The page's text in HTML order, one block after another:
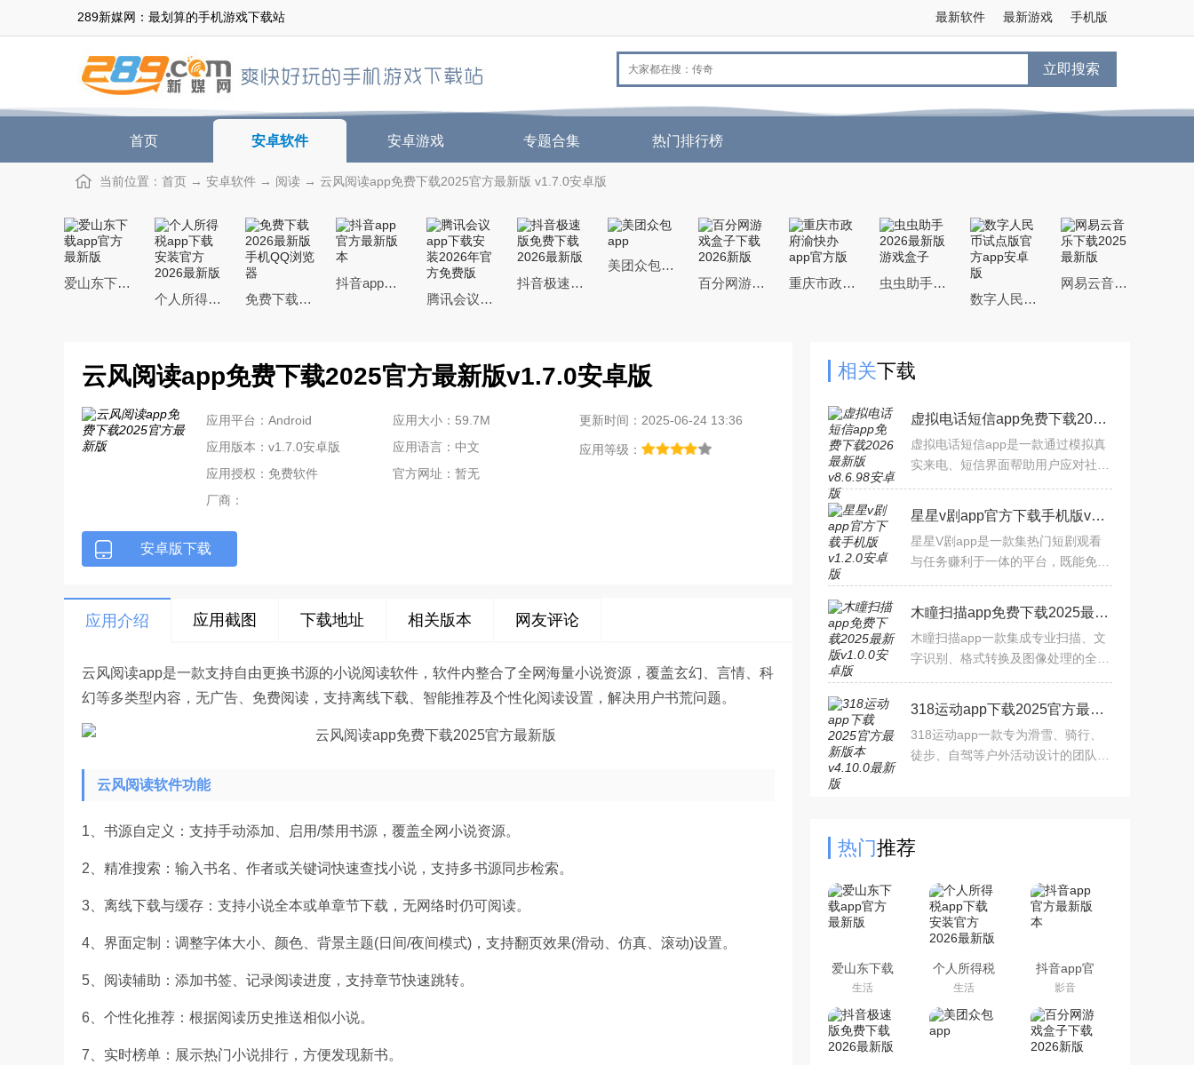
289新媒网：最划算的手机游戏下载站 手机版
最新游戏
最新软件
立即搜索
首页 安卓软件 安卓游戏 专题合集 热门排行榜
当前位置： 首页 → 安卓软件 → 阅读 → 云风阅读app免费下载2025官方最新版 v1.7.0安卓版
爱山东下载app官方最新版
个人所得税app下载安装官方2026最新版
免费下载2026最新版手机QQ浏览器
抖音app官方最新版本
腾讯会议app下载安装2026年官方免费版
抖音极速版免费下载2026最新版
美团众包app
百分网游戏盒子下载2026新版
重庆市政府渝快办app官方版
虫虫助手2026最新版游戏盒子
数字人民币试点版官方app安卓版
网易云音乐下载2025最新版
云风阅读app免费下载2025官方最新版v1.7.0安卓版
应用平台：Android 应用大小：59.7M
更新时间：2025-06-24 13:36
应用版本：v1.7.0安卓版
应用语言：中文
应用等级：
应用授权：免费软件
官方网址：暂无
厂商：
安卓版下载
应用介绍 应用截图 下载地址 相关版本 网友评论
云风阅读app是一款支持自由更换书源的小说阅读软件，软件内整合了全网海量小说资源，覆盖玄幻、言情、科
幻等多类型内容，无广告、免费阅读，支持离线下载、智能推荐及个性化阅读设置，解决用户书荒问题。
云风阅读软件功能
1、书源自定义：支持手动添加、启用/禁用书源，覆盖全网小说资源。
2、精准搜索：输入书名、作者或关键词快速查找小说，支持多书源同步检索。
3、离线下载与缓存：支持小说全本或单章节下载，无网络时仍可阅读。
4、界面定制：调整字体大小、颜色、背景主题(日间/夜间模式)，支持翻页效果(滑动、仿真、滚动)设置。
5、阅读辅助：添加书签、记录阅读进度，支持章节快速跳转。
6、个性化推荐：根据阅读历史推送相似小说。
7、实时榜单：展示热门小说排行，方便发现新书。
相关下载
虚拟电话短信app免费下载2026最新版v8.6.98安卓版
虚拟电话短信app是一款通过模拟真
实来电、短信界面帮助用户应对社交
人信息、短信内容及触发时间，比较
适用于紧急脱身、朋友互动
星星v剧app官方下载手机版v1.2.0安卓版
星星V剧app是一款集热门短剧观看
与任务赚利于一体的平台，既能免费
务获取星豆变现，适合喜欢短剧并希
望兼顾娱乐与收益的用户尝
木瞳扫描app免费下载2025最新版v1.0.0安卓版
木瞳扫描app一款集成专业扫描、文
字识别、格式转换及图像处理的全能
籍、名片等多场景扫描，通过OCR技
术精准提取文字，搭配格式转
318运动app下载2025官方最新版本v4.10.0最新版
318运动app一款专为滑雪、骑行、
徒步、自驾等户外活动设计的团队通
热门推荐
爱山东下载
app官方最
新版
生活
个人所得税
app下载安
装官方2026
最新版
生活
抖音app官
方最新版本
影音